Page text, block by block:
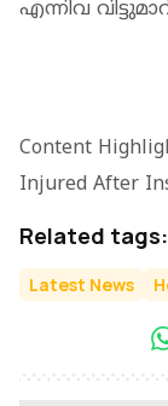
എന്നിവ
Content
Injured After
Related tags:
Latest News